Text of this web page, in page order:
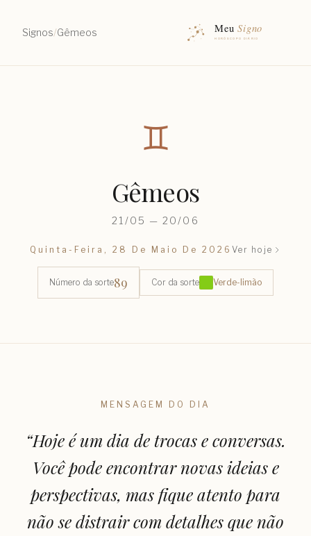
Signos/Gêmeos
♊︎
Gêmeos
21/05 — 20/06
Quinta-Feira, 28 De Maio De 2026Ver hoje
Número da sorte89 Cor da sorte Verde-limão
MENSAGEM DO DIA
“Hoje é um dia de trocas e conversas.
Você pode encontrar novas ideias e
perspectivas, mas fique atento para
não se distrair com detalhes que não